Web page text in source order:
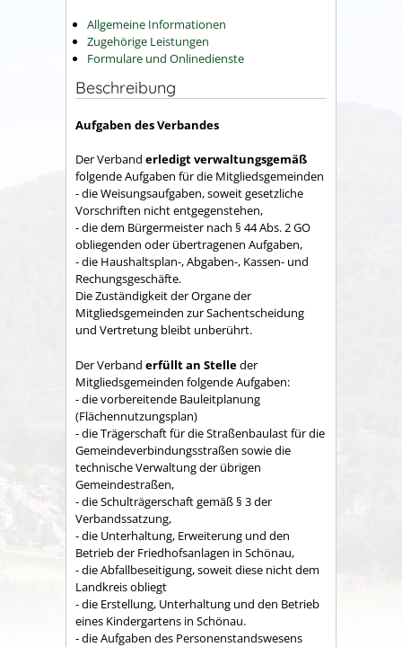
Allgemeine Informationen
Zugehörige Leistungen
Formulare und Onlinedienste
Beschreibung
Aufgaben des Verbandes
Der Verband erledigt verwaltungsgemäß
folgende Aufgaben für die Mitgliedsgemeinden
- die Weisungsaufgaben, soweit gesetzliche
Vorschriften nicht entgegenstehen,
- die dem Bürgermeister nach § 44 Abs. 2 GO
obliegenden oder übertragenen Aufgaben,
- die Haushaltsplan-, Abgaben-, Kassen- und
Rechungs­geschäfte.
Die Zuständigkeit der Organe der
Mitgliedsgemeinden zur Sachent­scheidung
und Vertretung bleibt unberührt.
Der Verband erfüllt an Stelleder
Mitgliedsgemeinden folgende Aufgaben:
- die vorbereitende Bauleitplanung
(Flächennutzungsplan)
- die Trägerschaft für die Straßenbaulast für die
Gemeindeverbindungsstraßen sowie die
technische Verwaltung der übrigen
Gemeindestraßen,
- die Schulträgerschaft gemäß § 3 der
Verbandssatzung,
- die Unterhaltung, Erweiterung und den
Betrieb der Friedhofsanlagen in Schönau,
- die Abfallbeseitigung, soweit diese nicht dem
Land­kreis obliegt
- die Erstellung, Unterhaltung und den Betrieb
eines Kindergartens in Schönau.
- die Aufgaben des Personenstandswesens